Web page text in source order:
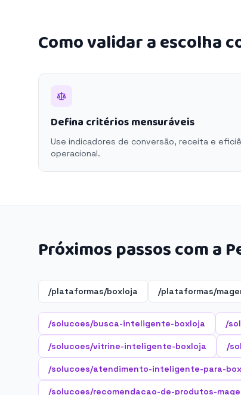
Como validar a escolha
Defina critérios mensuráveis
Use indicadores de conversão, receita e
operacional.
Próximos passos com a
/plataformas/boxloja /plataformas/
/solucoes/busca-inteligente-boxloja /
/solucoes/vitrine-inteligente-boxloja /
/solucoes/atendimento-inteligente-para-
/solucoes/recomendacao-de-produtos-